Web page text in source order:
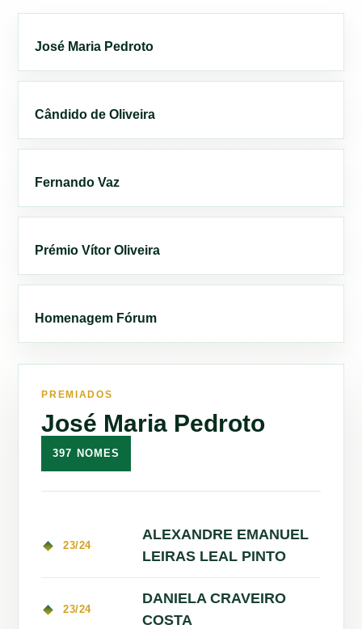
José Maria Pedroto
Cândido de Oliveira
Fernando Vaz
Prémio Vítor Oliveira
Homenagem Fórum
PREMIADOS
José Maria Pedroto
397 NOMES
23/24
ALEXANDRE EMANUEL
LEIRAS LEAL PINTO
23/24
DANIELA CRAVEIRO
COSTA